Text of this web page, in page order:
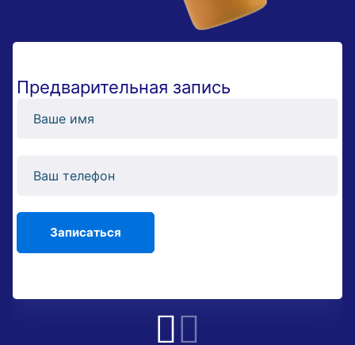
Предварительная запись